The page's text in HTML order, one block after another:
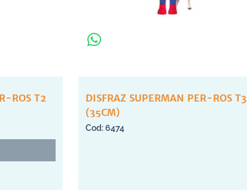
ROS T2
DISFRAZ SUPERMAN PER-ROS T3
(35CM)
6474